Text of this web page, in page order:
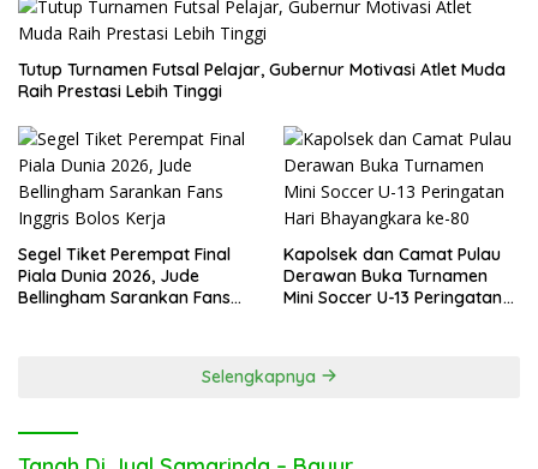
Tutup Turnamen Futsal Pelajar, Gubernur Motivasi Atlet Muda
Raih Prestasi Lebih Tinggi
Segel Tiket Perempat Final
Piala Dunia 2026, Jude
Bellingham Sarankan Fans
Kapolsek dan Camat Pulau
Derawan Buka Turnamen
Mini Soccer U-13 Peringatan
Selengkapnya